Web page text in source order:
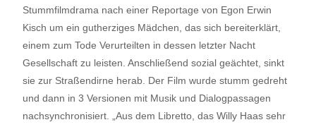
Stummfilmdrama nach einer Reportage von Egon Erwin
Kisch um ein gutherziges Mädchen, das sich bereiterklärt,
einem zum Tode Verurteilten in dessen letzter Nacht
Gesellschaft zu leisten. Anschließend sozial geächtet, sinkt
sie zur Straßendirne herab. Der Film wurde stumm gedreht
und dann in 3 Versionen mit Musik und Dialogpassagen
nachsynchronisiert. „Aus dem Libretto, das Willy Haas sehr